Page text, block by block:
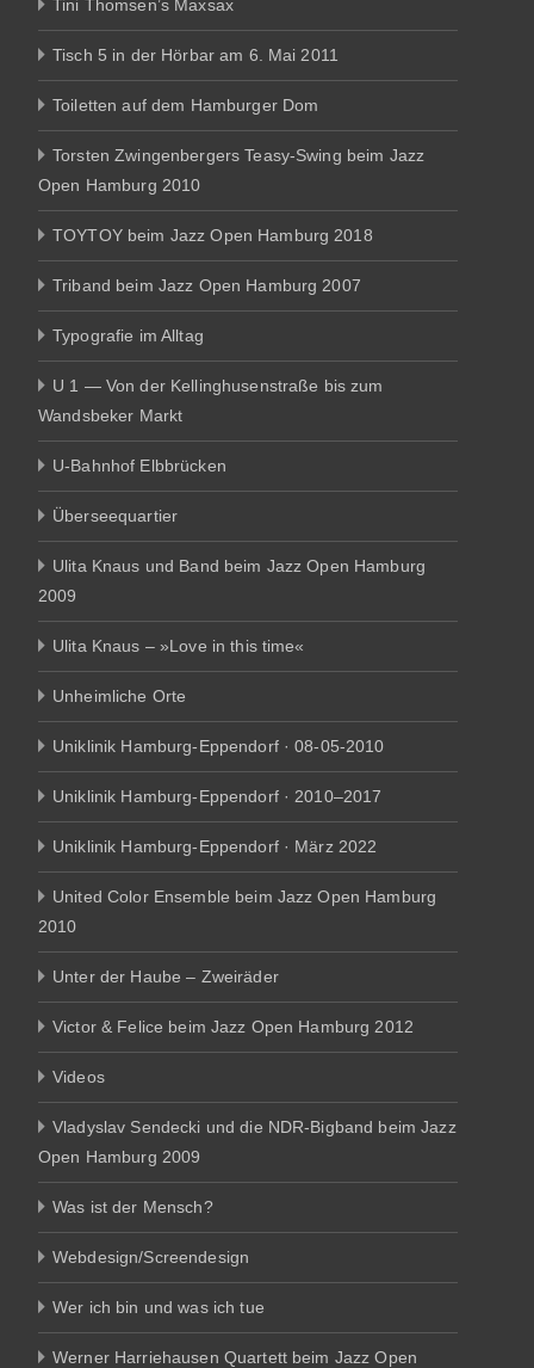
Tini Thomsen’s Maxsax
Tisch 5 in der Hörbar am 6. Mai 2011
Toiletten auf dem Hamburger Dom
Torsten Zwingenbergers Teasy-Swing beim Jazz
Open Hamburg 2010
TOYTOY beim Jazz Open Hamburg 2018
Triband beim Jazz Open Hamburg 2007
Typografie im Alltag
U 1 — Von der Kellinghusenstraße bis zum
Wandsbeker Markt
U-Bahnhof Elbbrücken
Überseequartier
Ulita Knaus und Band beim Jazz Open Hamburg
2009
Ulita Knaus – »Love in this time«
Unheimliche Orte
Uniklinik Hamburg-Eppendorf · 08-05-2010
Uniklinik Hamburg-Eppendorf · 2010–2017
Uniklinik Hamburg-Eppendorf · März 2022
United Color Ensemble beim Jazz Open Hamburg
2010
Unter der Haube – Zweiräder
Victor & Felice beim Jazz Open Hamburg 2012
Videos
Vladyslav Sendecki und die NDR-Bigband beim Jazz
Open Hamburg 2009
Was ist der Mensch?
Webdesign/Screendesign
Wer ich bin und was ich tue
Werner Harriehausen Quartett beim Jazz Open